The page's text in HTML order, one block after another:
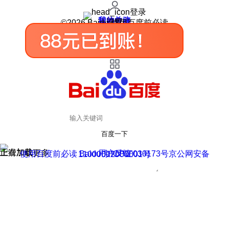
登录
我的关注
我的收藏
皮肤中心
用户反馈
设置
©2026 Baidu 使用百度前必读
百度一下
正在加载
上滑加载更多 用户反馈
使用百度前必读 Baidu 京ICP证030173号
京公网安备11000002000001号